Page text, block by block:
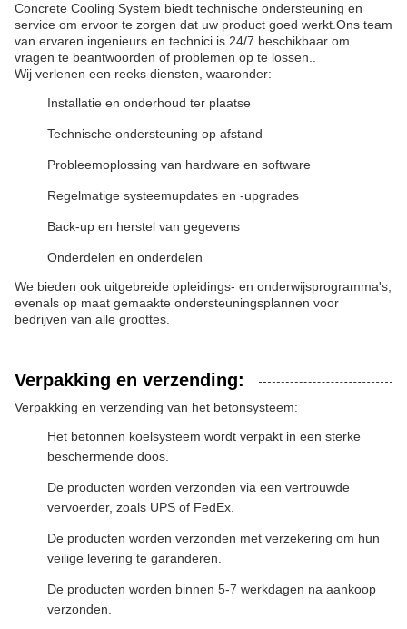
Concrete Cooling System biedt technische ondersteuning en
service om ervoor te zorgen dat uw product goed werkt.Ons team
van ervaren ingenieurs en technici is 24/7 beschikbaar om
vragen te beantwoorden of problemen op te lossen..
Wij verlenen een reeks diensten, waaronder:
Installatie en onderhoud ter plaatse
Technische ondersteuning op afstand
Probleemoplossing van hardware en software
Regelmatige systeemupdates en -upgrades
Back-up en herstel van gegevens
Onderdelen en onderdelen
We bieden ook uitgebreide opleidings- en onderwijsprogramma's,
evenals op maat gemaakte ondersteuningsplannen voor
bedrijven van alle groottes.
Verpakking en verzending:
Verpakking en verzending van het betonsysteem:
Het betonnen koelsysteem wordt verpakt in een sterke
beschermende doos.
De producten worden verzonden via een vertrouwde
vervoerder, zoals UPS of FedEx.
De producten worden verzonden met verzekering om hun
veilige levering te garanderen.
De producten worden binnen 5-7 werkdagen na aankoop
verzonden.